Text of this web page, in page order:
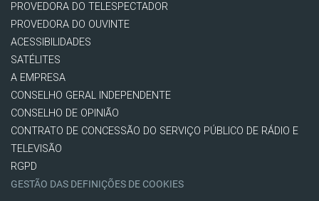
PROVEDORA DO TELESPECTADOR
PROVEDORA DO OUVINTE
ACESSIBILIDADES
SATÉLITES
A EMPRESA
CONSELHO GERAL INDEPENDENTE
CONSELHO DE OPINIÃO
CONTRATO DE CONCESSÃO DO SERVIÇO PÚBLICO DE RÁDIO E
TELEVISÃO
RGPD
GESTÃO DAS DEFINIÇÕES DE COOKIES